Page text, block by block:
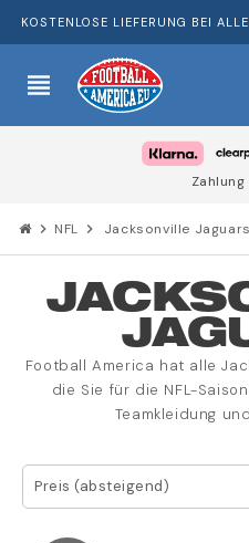
KOSTENLOSE LIEFERUNG BEI
view_headline
Zahlung
chevron_right NFL chevron_right Jacksonville Jaguars
Football America hat alle
die Sie für die NFL-
Teamkleidung
Preis (absteigend)